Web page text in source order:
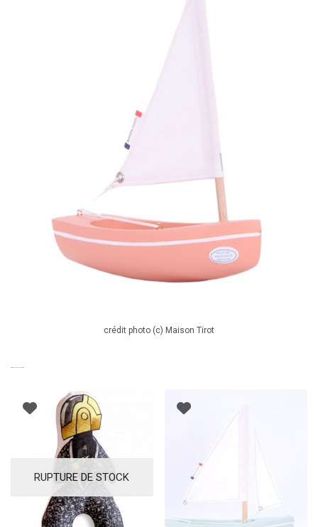
crédit photo (c) Maison Tirot
RUPTURE DE STOCK